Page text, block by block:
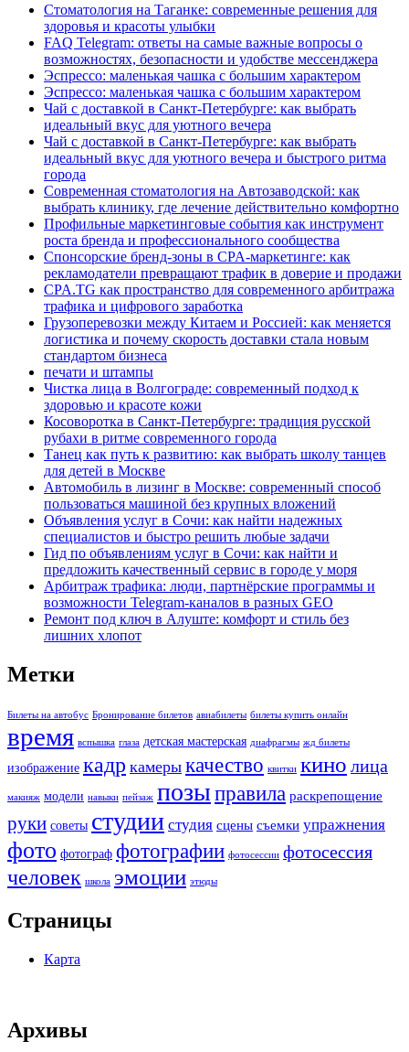
Стоматология на Таганке: современные решения для
здоровья и красоты улыбки
FAQ Telegram: ответы на самые важные вопросы о
возможностях, безопасности и удобстве мессенджера
Эспрессо: маленькая чашка с большим характером
Эспрессо: маленькая чашка с большим характером
Чай с доставкой в Санкт-Петербурге: как выбрать
идеальный вкус для уютного вечера
Чай с доставкой в Санкт-Петербурге: как выбрать
идеальный вкус для уютного вечера и быстрого ритма
города
Современная стоматология на Автозаводской: как
выбрать клинику, где лечение действительно комфортно
Профильные маркетинговые события как инструмент
роста бренда и профессионального сообщества
Спонсорские бренд-зоны в CPA-маркетинге: как
рекламодатели превращают трафик в доверие и продажи
CPA.TG как пространство для современного арбитража
трафика и цифрового заработка
Грузоперевозки между Китаем и Россией: как меняется
логистика и почему скорость доставки стала новым
стандартом бизнеса
печати и штампы
Чистка лица в Волгограде: современный подход к
здоровью и красоте кожи
Косоворотка в Санкт-Петербурге: традиция русской
рубахи в ритме современного города
Танец как путь к развитию: как выбрать школу танцев
для детей в Москве
Автомобиль в лизинг в Москве: современный способ
пользоваться машиной без крупных вложений
Объявления услуг в Сочи: как найти надежных
специалистов и быстро решить любые задачи
Гид по объявлениям услуг в Сочи: как найти и
предложить качественный сервис в городе у моря
Арбитраж трафика: люди, партнёрские программы и
возможности Telegram-каналов в разных GEO
Ремонт под ключ в Алуште: комфорт и стиль без
лишних хлопот
Метки
Билеты на автобус Бронирование билетов авиабилеты билеты купить онлайн
время вспышка глаза детская мастерская диафрагмы жд билеты
изображение кадр камеры качество квитки кино лица
макияж модели навыки пейзаж позыправила раскрепощение
руки советы студии студия сцены съемки упражнения
фото фотограф фотографии фотосессии фотосессия
человек школа эмоции этюды
Страницы
Карта
Архивы